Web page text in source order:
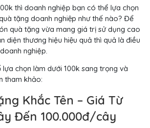
thì doanh nghiệp bạn có thể lựa chọn
tặng doanh nghiệp như thế nào? Để
quà tặng vừa mang giá trị sử dụng cao
diện thương hiệu hiệu quả thì quả là điều
nghiệp.
lựa chọn làm dưới 100k sang trọng và
tham khảo:
Khắc Tên – Giá Từ
Đến 100.000đ/cây